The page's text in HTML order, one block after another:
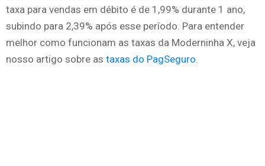
taxa para vendas em débito é de 1,99% durante 1 ano,
subindo para 2,39% após esse período. Para entender
melhor como funcionam as taxas da Moderninha X, veja
nosso artigo sobre as taxas do PagSeguro.